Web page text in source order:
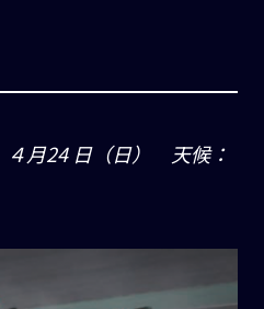
４月24 日（日） 天候：